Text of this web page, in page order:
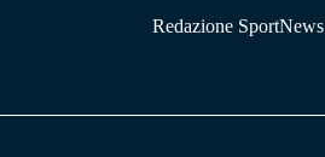
Redazione SportNews